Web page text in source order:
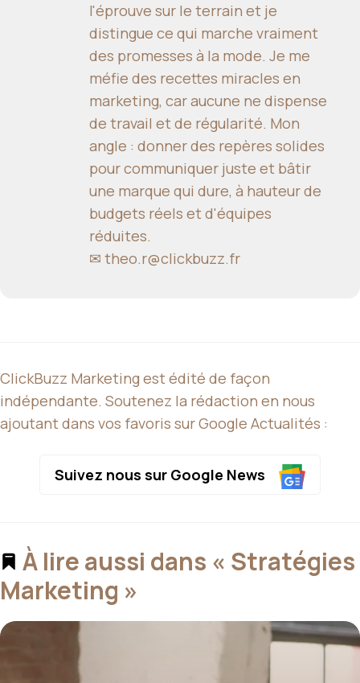
l'éprouve sur le terrain et je
distingue ce qui marche vraiment
des promesses à la mode. Je me
méfie des recettes miracles en
marketing, car aucune ne dispense
de travail et de régularité. Mon
angle : donner des repères solides
pour communiquer juste et bâtir
une marque qui dure, à hauteur de
budgets réels et d'équipes
réduites.
✉ theo.r@clickbuzz.fr
ClickBuzz Marketing est édité de façon
indépendante. Soutenez la rédaction en nous
ajoutant dans vos favoris sur Google Actualités :
Suivez nous sur Google News
À lire aussi dans « Stratégies
Marketing »